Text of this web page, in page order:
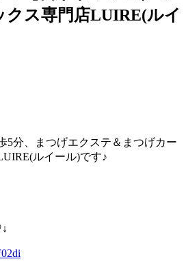
クス専門店LUIRE(ルイ
5分、まつげエクステ＆まつげカー
ルイール)です♪